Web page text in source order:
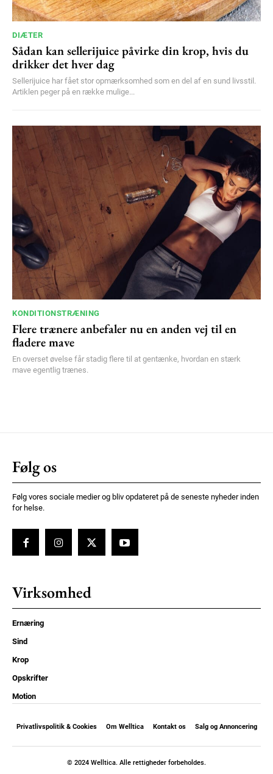
DIÆTER
Sådan kan sellerijuice påvirke din krop, hvis du
drikker det hver dag
Sellerijuice har fået stor opmærksomhed som en del af en sund livsstil.
Artiklen peger på en række mulige...
KONDITIONSTRÆNING
Flere trænere anbefaler nu en anden vej til en
fladere mave
En overset øvelse får stadig flere til at gentænke, hvordan en stærk
mave egentlig trænes.
Følg os
Følg vores sociale medier og bliv opdateret på de seneste nyheder inden
for helse.
Virksomhed
Ernæring
Sind
Krop
Opskrifter
Motion
Privatlivspolitik & Cookies Om Welltica Kontakt os Salg og Annoncering
© 2024 Welltica. Alle rettigheder forbeholdes.